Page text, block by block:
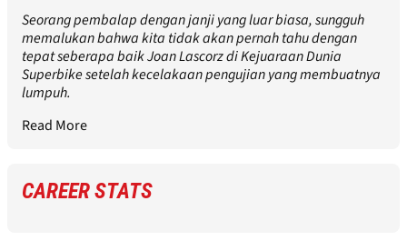
Seorang pembalap dengan janji yang luar biasa, sungguh
memalukan bahwa kita tidak akan pernah tahu dengan
tepat seberapa baik Joan Lascorz di Kejuaraan Dunia
Superbike setelah kecelakaan pengujian yang membuatnya
lumpuh.
Read More
CAREER STATS